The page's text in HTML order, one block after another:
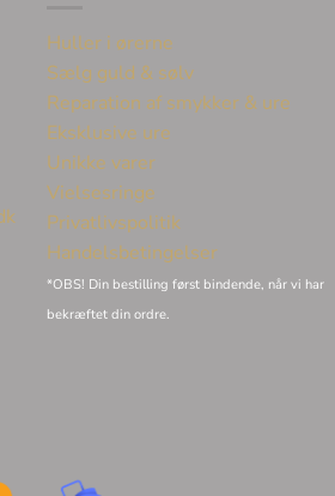
Huller i ørerne
Sælg guld & sølv
Reparation af smykker & ure
Eksklusive ure
Unikke varer
Vielsesringe
Privatlivspolitik
Handelsbetingelser
*OBS! Din bestilling først bindende, når vi har
bekræftet din ordre.